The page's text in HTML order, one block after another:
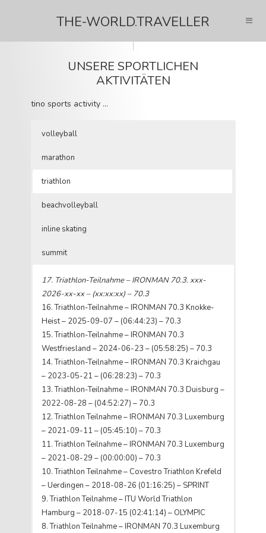
THE-WORLD.TRAVELLER
UNSERE SPORTLICHEN
AKTIVITÄTEN
tino sports activity …
volleyball
marathon
triathlon
beachvolleyball
inline skating
summit
25:20, 25:23, 25:16) -> 5.Platz (EM in Frankreich)
73.Spiel – Deutschland vs. Weißrussland in Paris
(3:2 – 25:11, 25:19, 22:25, 23:25, 15:13)
72.Spiel – Deutschland vs. Italien in Paris (1:3 –
16:25, 18:25, 25:23, 14:25)
71.Spiel – Weißrussland vs. Deutschland in Paris
(0:3 – 18:25, 22:25, 27:29)
70.Spiel – Deutschland vs. Ukraine in Paris (0:3 –
15:25, 18:25, 21:25)
69.Spiel – Bulgarien vs. Deutschland in Paris (0:3 –
15:25, 17:25, 16:25)
68.Spiel – Deutschland vs. Belgien in Paris (3:0 –
25:18, 25:13, 25:18)
67.Spiel – Italien vs. Deutschland in Sofia (3:1 –
27:25, 18:25, 25:22, 25:23) ->7.Platz (Deaflympics
in Bulgarien)
66.Spiel – Iran vs. Deutschland in Sofia (3:0 – 25:18,
25:18, 25:13)
13. Marathon Teilnahme – 48th TCS New York City
Mrathon – 2018-11-04 (04:42:23)
12. Marathon Teilnahme – XXVII International
Marathon „White Nights“ St. Petersburg – 2016-07-
03 (03:29:34)
11. Marathon Teilnahme – 42. BMW Berlin Marathon
– 2015-09-27 (04:56:50)
10. Marathon Teilnahme – 39e Schneider Electric
Marathon de Paris – 2015-04-12 (04:07:34)
9. Marathon Teilnahme – 11. Belfius Brussels
Marathon – 2014-10-05 (03:54:50)
8. Marathon Teilnahme – 29. Haspa Marathon
Hamburg – 2014-05-04 (03:42:24)
7. Marathon Teilnahme – 20° Acea maratonas Di
Roma – 2014-03-23 (04:12:27)
6. Marathon Teilnahme – 40. BMW Berlin Marathon –
2013-09-29 (03:59:34)
5. Marathon Teilnahme – 30th Vienna City Marathon
17. Triathlon-Teilnahme – IRONMAN 70.3. xxx-
2026-xx-xx – (xx:xx:xx) – 70.3
16. Triathlon-Teilnahme – IRONMAN 70.3 Knokke-
Heist – 2025-09-07 – (06:44:23) – 70.3
15. Triathlon-Teilnahme – IRONMAN 70.3
Westfriesland – 2024-06-23 – (05:58:25) – 70.3
14. Triathlon-Teilnahme – IRONMAN 70.3 Kraichgau
– 2023-05-21 – (06:28:23) – 70.3
13. Triathlon-Teilnahme – IRONMAN 70.3 Duisburg –
2022-08-28 – (04:52:27) – 70.3
12. Triathlon Teilnahme – IRONMAN 70.3 Luxemburg
– 2021-09-11 – (05:45:10) – 70.3
11. Triathlon Teilnahme – IRONMAN 70.3 Luxemburg
– 2021-08-29 – (00:00:00) – 70.3
10. Triathlon Teilnahme – Covestro Triathlon Krefeld
– Uerdingen – 2018-08-26 (01:16:25) – SPRINT
9. Triathlon Teilnahme – ITU World Triathlon
Hamburg – 2018-07-15 (02:41:14) – OLYMPIC
8. Triathlon Teilnahme – IRONMAN 70.3 Luxemburg